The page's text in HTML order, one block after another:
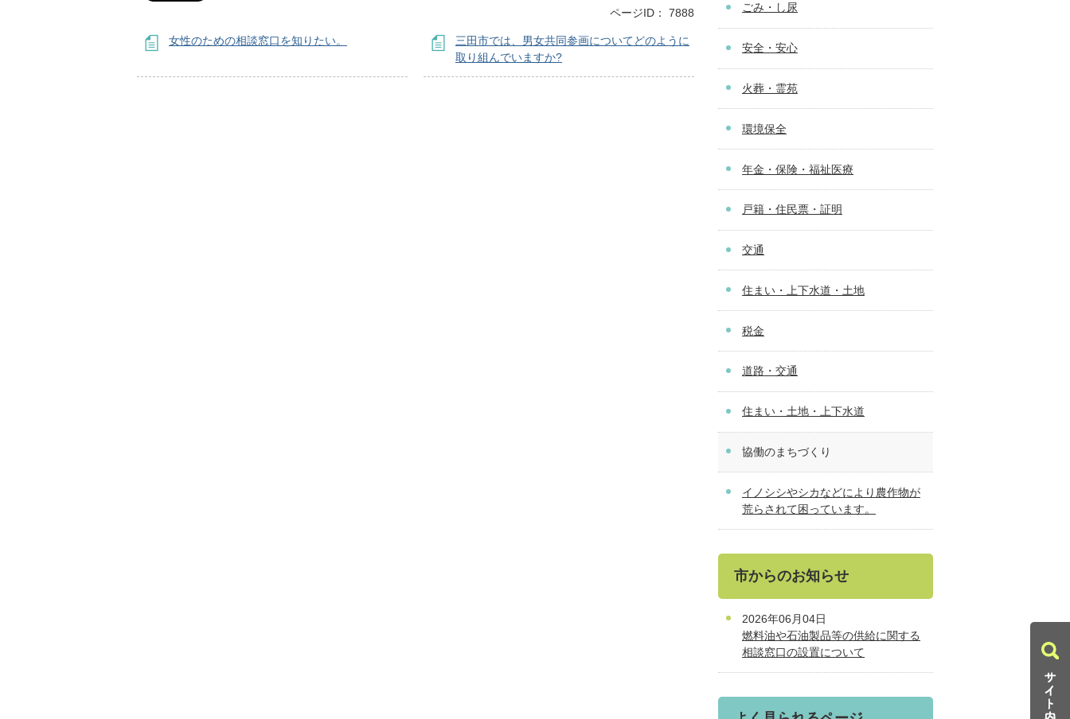
ページID： 7888
女性のための相談窓口を知りたい。
三田市では、男女共同参画についてどのように
取り組んでいますか?
ごみ・し尿
安全・安心
火葬・霊苑
環境保全
年金・保険・福祉医療
戸籍・住民票・証明
交通
住まい・上下水道・土地
税金
道路・交通
住まい・土地・上下水道
協働のまちづくり
イノシシやシカなどにより農作物が
荒らされて困っています。
市からのお知らせ
2026年06月04日
燃料油や石油製品等の供給に関する
相談窓口の設置について